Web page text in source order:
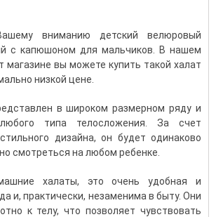
вниманию детский велюровый
с капюшоном для мальчиков. В нашем
магазине вы можете купить такой халат
низкой цене.
в широком размерном ряду и
типа телосложения. За счет
дизайна, он будет одинаково
смотреться на любом ребенке.
халаты, это очень удобная и
и, практически, незаменима в быту. Они
к телу, что позволяет чувствовать